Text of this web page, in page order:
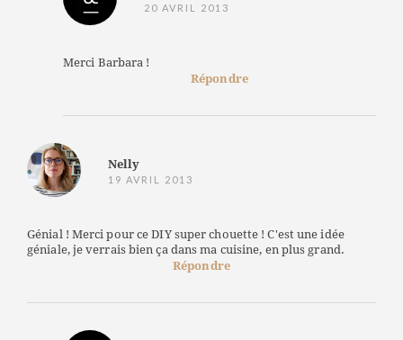
20 AVRIL 2013
Merci Barbara !
Répondre
Nelly
19 AVRIL 2013
Génial ! Merci pour ce DIY super chouette ! C'est une idée
géniale, je verrais bien ça dans ma cuisine, en plus grand.
Répondre